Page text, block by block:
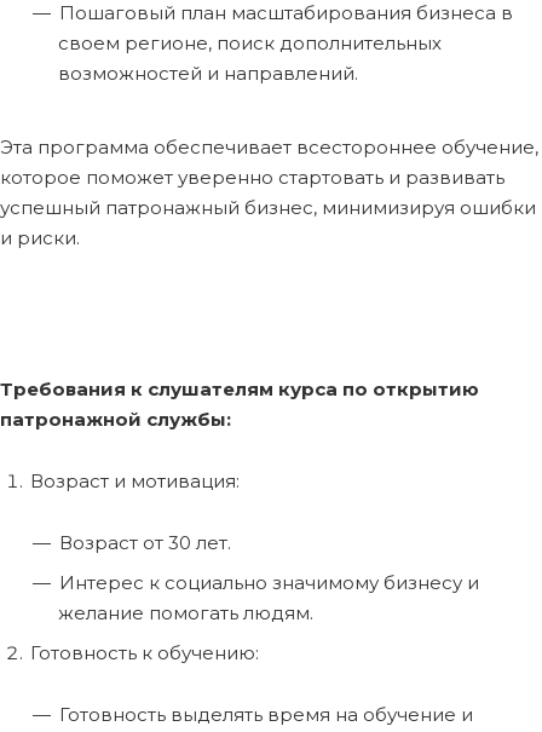
Пошаговый план масштабирования бизнеса в
своем регионе, поиск дополнительных
возможностей и направлений.
Эта программа обеспечивает всестороннее обучение,
которое поможет уверенно стартовать и развивать
успешный патронажный бизнес, минимизируя ошибки
и риски.
Требования к слушателям курса по открытию
патронажной службы:
Возраст и мотивация:
Возраст от 30 лет.
Интерес к социально значимому бизнесу и
желание помогать людям.
Готовность к обучению:
Готовность выделять время на обучение и